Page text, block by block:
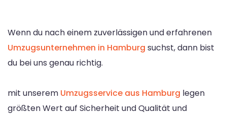
Wenn du nach einem zuverlässigen und erfahrenen
Umzugsunternehmen in Hamburg suchst, dann bist
du bei uns genau richtig.
mit unserem Umzugsservice aus Hamburg legen
größten Wert auf Sicherheit und Qualität und